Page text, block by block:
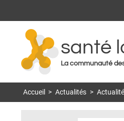
santé
La communauté
Accueil > Actualités >